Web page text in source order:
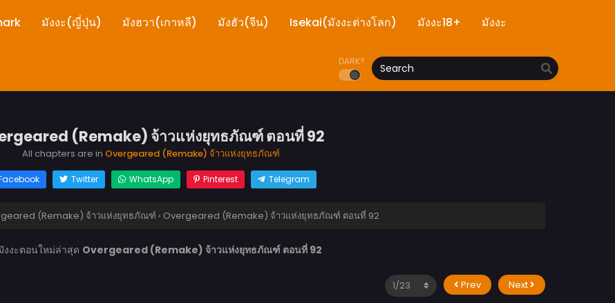
มังงะ(ญี่ปุ่น) มังฮวา(เกาหลี) มังฮัว(จีน) Isekai(มังงะต่างโลก) มังงะ18+ มังงะ
DARK?
(Remake) จ้าวแห่งยุทธภัณฑ์ ตอนที่ 92
All chapters are in Overgeared (Remake) จ้าวแห่งยุทธภัณฑ์
Twitter WhatsApp Pinterest Telegram
(Remake) จ้าวแห่งยุทธภัณฑ์ › Overgeared (Remake) จ้าวแห่งยุทธภัณฑ์ ตอนที่ 92
งงะตอนใหม่ล่าสุด Overgeared (Remake) จ้าวแห่งยุทธภัณฑ์ ตอนที่ 92
Prev Next